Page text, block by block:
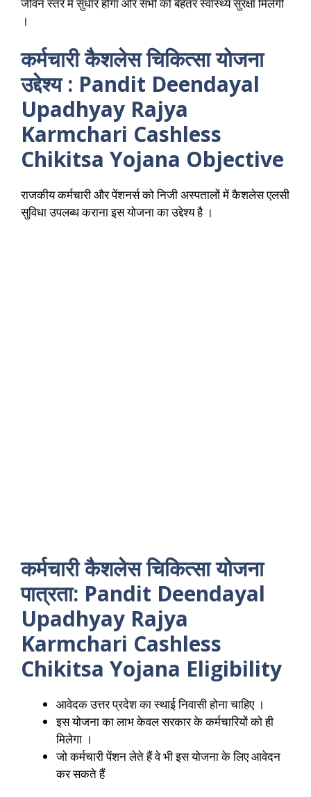
।
कर्मचारी कैशलेस चिकित्सा योजना
उद्देश्य : Pandit Deendayal
Upadhyay Rajya
Karmchari Cashless
Chikitsa Yojana Objective
राजकीय कर्मचारी और पेंशनर्स को निजी अस्पतालों में कैशलेस एलसी
सुविधा उपलब्ध कराना इस योजना का उद्देश्य है ।
कर्मचारी कैशलेस चिकित्सा योजना
पात्रता: Pandit Deendayal
Upadhyay Rajya
Karmchari Cashless
Chikitsa Yojana Eligibility
आवेदक उत्तर प्रदेश का स्थाई निवासी होना चाहिए ।
इस योजना का लाभ केवल सरकार के कर्मचारियों को ही
मिलेगा ।
जो कर्मचारी पेंशन लेते हैं वे भी इस योजना के लिए आवेदन
कर सकते हैं